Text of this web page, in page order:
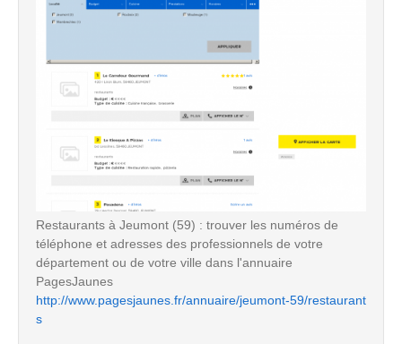
Restaurants à Jeumont (59) : trouver les numéros de
téléphone et adresses des professionnels de votre
département ou de votre ville dans l'annuaire
PagesJaunes
http://www.pagesjaunes.fr/annuaire/jeumont-59/restaurant
s